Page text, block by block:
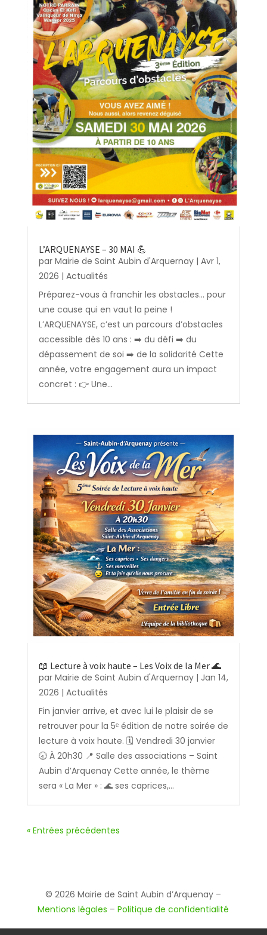
L’ARQUENAYSE – 30 MAI 💪
par Mairie de Saint Aubin d'Arquernay| Avr 1,
2026 | Actualités
Préparez-vous à franchir les obstacles… pour
une cause qui en vaut la peine !
L’ARQUENAYSE, c’est un parcours d’obstacles
accessible dès 10 ans : ➡️ du défi ➡️ du
dépassement de soi ➡️ de la solidarité Cette
année, votre engagement aura un impact
concret : 👉 Une...
📖 Lecture à voix haute – Les Voix de la Mer 🌊
par Mairie de Saint Aubin d'Arquernay| Jan 14,
2026 | Actualités
Fin janvier arrive, et avec lui le plaisir de se
retrouver pour la 5ᵉ édition de notre soirée de
lecture à voix haute. 🗓️ Vendredi 30 janvier
🕣 À 20h30 📍 Salle des associations – Saint
Aubin d’Arquenay Cette année, le thème
sera « La Mer » : 🌊 ses caprices,...
« Entrées précédentes
© 2026 Mairie de Saint Aubin d’Arquenay –
Mentions légales –Politique de confidentialité